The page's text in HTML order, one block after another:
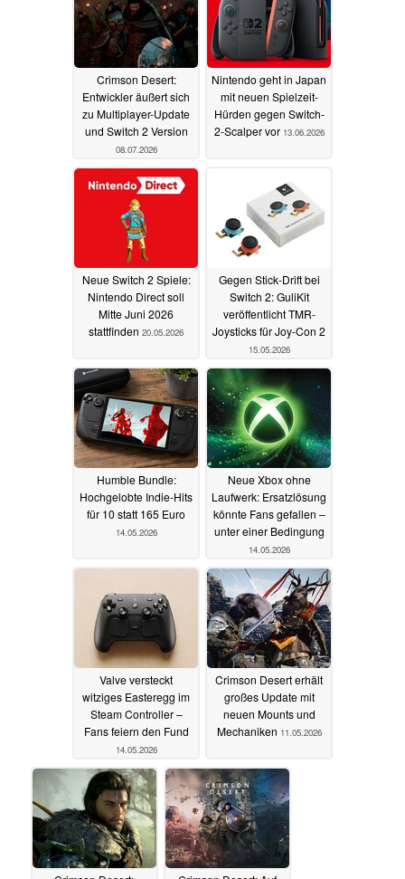
Crimson Desert:
Entwickler äußert sich
zu Multiplayer-Update
und Switch 2 Version
08.07.2026
Nintendo geht in Japan
mit neuen Spielzeit-
Hürden gegen Switch-
2-Scalper vor 13.06.2026
Neue Switch 2 Spiele:
Nintendo Direct soll
Mitte Juni 2026
stattfinden 20.05.2026
Gegen Stick-Drift bei
Switch 2: GuliKit
veröffentlicht TMR-
Joysticks für Joy-Con 2
15.05.2026
Humble Bundle:
Hochgelobte Indie-Hits
für 10 statt 165 Euro
14.05.2026
Neue Xbox ohne
Laufwerk: Ersatzlösung
könnte Fans gefallen –
unter einer Bedingung
14.05.2026
Valve versteckt
witziges Easteregg im
Steam Controller –
Fans feiern den Fund
14.05.2026
Crimson Desert erhält
großes Update mit
neuen Mounts und
Mechaniken 11.05.2026